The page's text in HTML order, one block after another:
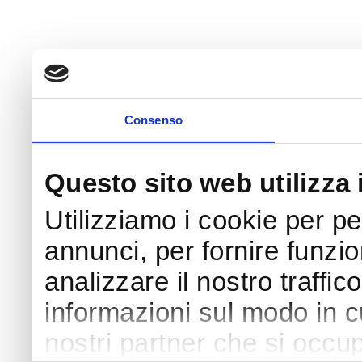
Consenso
Questo sito web utilizza
Utilizziamo i cookie per
annunci, per fornire
analizzare il nostro
informazioni sul modo in
nostri partner che si